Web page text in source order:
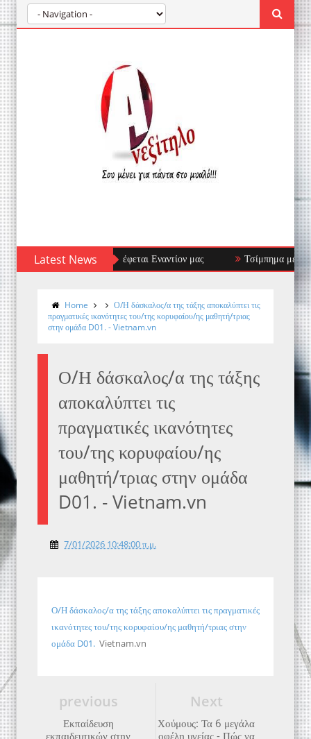
Latest News
Ανοσοποιητικό Στρέφεται Εναντίον μας Τσίμπημα μέδουσας:
Home
Ο/Η δάσκαλος/α της τάξης αποκαλύπτει τις
πραγματικές ικανότητες του/της κορυφαίου/ης μαθητή/τριας
στην ομάδα D01. - Vietnam.vn
Ο/Η δάσκαλος/α της τάξης
αποκαλύπτει τις
πραγματικές ικανότητες
του/της κορυφαίου/ης
μαθητή/τριας στην ομάδα
D01. - Vietnam.vn
7/01/2026 10:48:00 π.μ.
Ο/Η δάσκαλος/α της τάξης αποκαλύπτει τις πραγματικές
ικανότητες του/της κορυφαίου/ης μαθητή/τριας στην
ομάδα D01. Vietnam.vn
Next
Χούμους: Τα 6 μεγάλα
οφέλη υγείας - Πώς να
previous
Εκπαίδευση
εκπαιδευτικών στην